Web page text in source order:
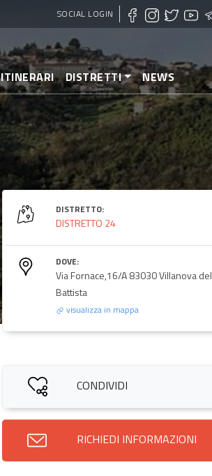
SOCIAL LOGIN
ITINERARI DISTRETTI NEWS
DISTRETTO:
DISTRETTO 24
DOVE:
Via Fornace,16/A 83030 Villanova del
Battista
visualizza in mappa
CONDIVIDI
RICHIEDI INFORMAZIONI